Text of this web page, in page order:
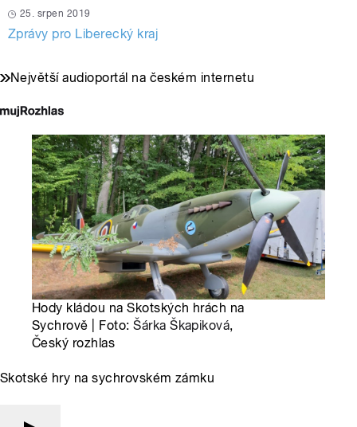
25. srpen 2019
Zprávy pro Liberecký kraj
Největší audioportál na českém internetu
Hody kládou na Skotských hrách na
Sychrově | Foto:Šárka Škapiková,
Český rozhlas
Skotské hry na sychrovském zámku